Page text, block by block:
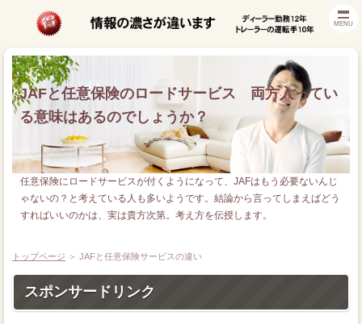
JAFと任意保険のロードサービス 両方入ってい
る意味はあるのでしょうか？
任意保険にロードサービスが付くようになって、JAFはもう必要ないんじ
ゃないの？と考えている人も多いようです。結論から言ってしまえばどう
すればいいのかは、実は貴方次第。考え方を伝授します。
MENU
等級プロテクト廃止対策
トップページ ＞ JAFと任意保険サービスの違い
スポンサードリンク